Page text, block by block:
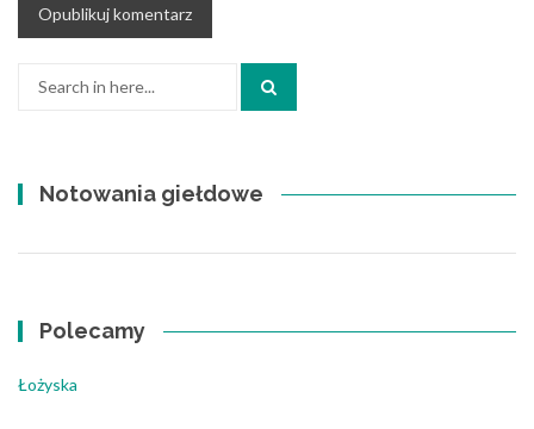
Notowania giełdowe
Polecamy
Łożyska